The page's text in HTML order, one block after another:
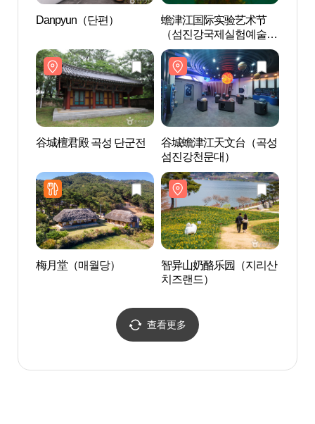
Danpyun（단편）
蟾津江国际实验艺术节
（섬진강국제실험예술제
(SIEAF)）
谷城檀君殿 곡성 단군전
谷城蟾津江天文台（곡성
섬진강천문대）
梅月堂（매월당）
智异山奶酪乐园（지리산
치즈랜드）
查看更多